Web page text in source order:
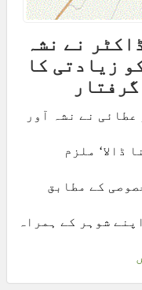
نے نشہ
زیادتی کا
عطائی نے نشہ آور
ڈالا‘ ملزم
کے مطابق
شوہر کے ہمراہ